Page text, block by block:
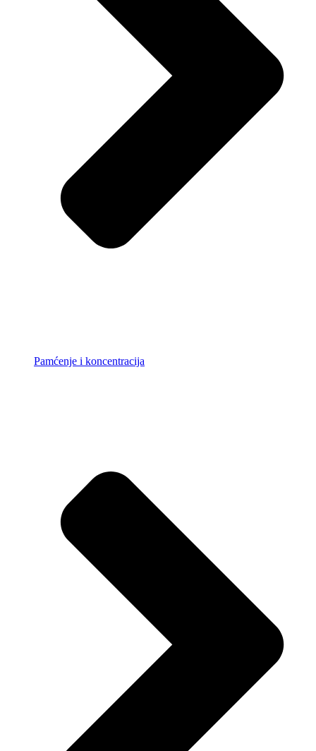
Pamćenje i koncentracija